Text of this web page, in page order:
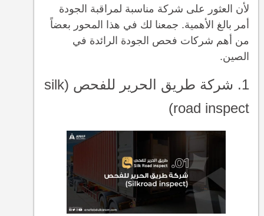
لأن العثور على شركة مناسبة لمراقبة الجودة
أمر بالغ الأهمية. جمعنا لك في هذا المحور بعضاً
من أهم شركات فحص الجودة الرائدة في
الصين.
1. شركة طريق الحرير للفحص (silk
road inspect)